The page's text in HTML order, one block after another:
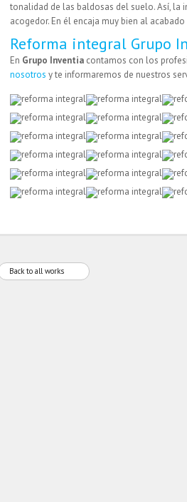
tonalidad de las baldosas del suelo. Así, la
acogedor. En él encaja muy bien al
Reforma integral Grupo
En Grupo Inventia contamos con los
nosotros y te informaremos de nuestros
Back to all works